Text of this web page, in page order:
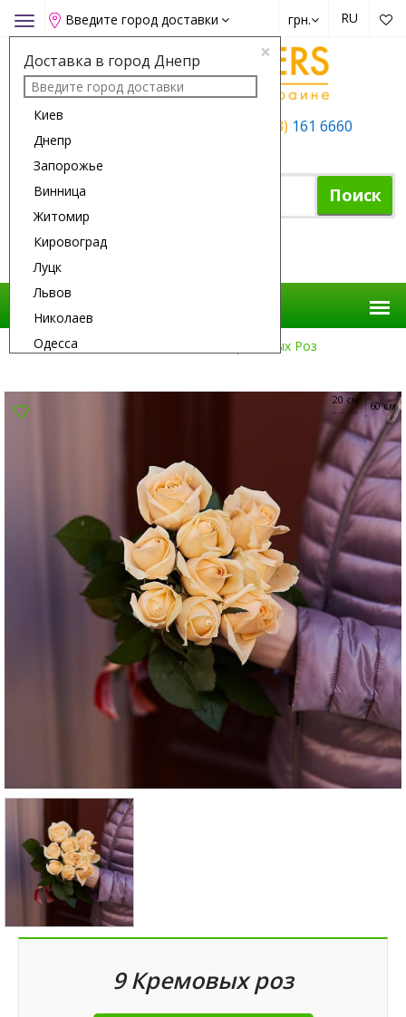
Toggle
navigation
Введите город доставки
×
Доставка в город Днепр
Киев
Днепр
Запорожье
Винница
Житомир
Кировоград
Луцк
Львов
Николаев
Одесса
Ровно
RU
грн.
+38 (050) +38 (063) 161 6660
Поиск
Доставка Цветов 9 Кремовых Роз
60 см
20 см
9 Кремовых роз